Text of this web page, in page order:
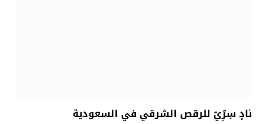
نادٍ سِرِّيّ للرقص الشرقي في السعودية